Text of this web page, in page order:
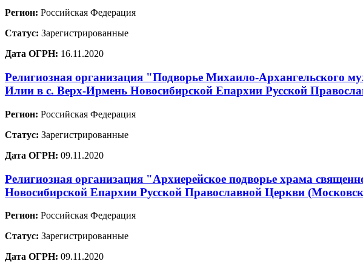
Регион: Российская Федерация
Статус: Зарегистрированные
Дата ОГРН: 16.11.2020
Религиозная организация "Подворье Михаило-Архангельского
Илии в с. Верх-Ирмень Новосибирской Епархии Русской
Регион: Российская Федерация
Статус: Зарегистрированные
Дата ОГРН: 09.11.2020
Религиозная организация "Архиерейское подворье храма
Новосибирской Епархии Русской Православной Церкви
Регион: Российская Федерация
Статус: Зарегистрированные
Дата ОГРН: 09.11.2020